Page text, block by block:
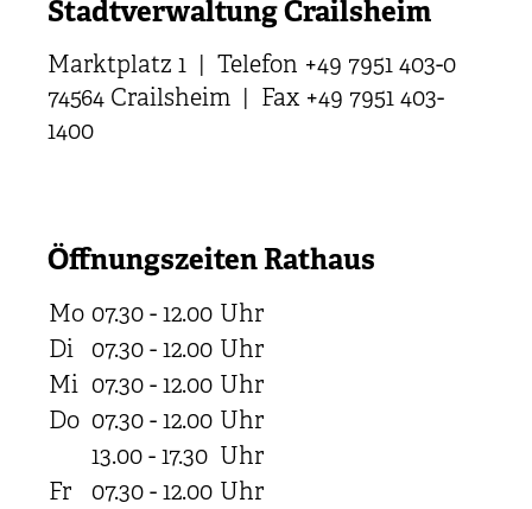
Stadtverwaltung Crailsheim
Marktplatz 1 | Telefon +49 7951 403-0
74564 Crailsheim | Fax +49 7951 403-
1400
Öffnungszeiten Rathaus
Mo 07.30 - 12.00 Uhr
Di
07.30 - 12.00 Uhr
Mi 07.30 - 12.00 Uhr
Do 07.30 - 12.00 Uhr
13.00 - 17.30 Uhr
Fr
07.30 - 12.00 Uhr